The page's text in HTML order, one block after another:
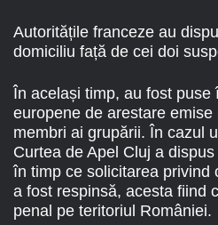
Autoritățile franceze au
domiciliu față de cei doi
În același timp, au fost puse
europene de arestare
membri ai grupării. În cazul
Curtea de Apel Cluj a
în timp ce solicitarea privind
a fost respinsă, acesta fiind
penal pe teritoriul României.